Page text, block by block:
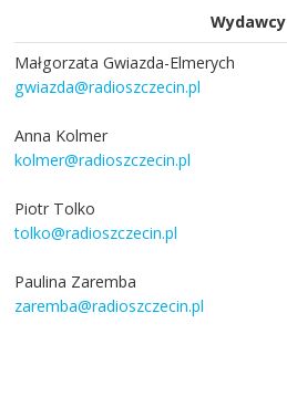
Wydawcy
Małgorzata Gwiazda-Elmerych
gwiazda@radioszczecin.pl
Anna Kolmer
kolmer@radioszczecin.pl
Piotr Tolko
tolko@radioszczecin.pl
Paulina Zaremba
zaremba@radioszczecin.pl